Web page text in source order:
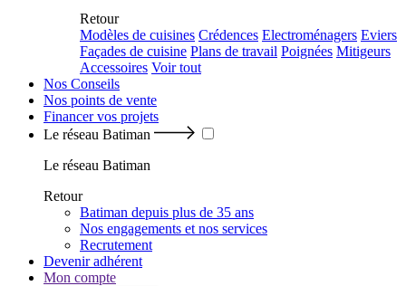
Retour
Modèles de cuisines Crédences Electroménagers Eviers
Façades de cuisine Plans de travail Poignées Mitigeurs
Accessoires Voir tout
Nos Conseils
Nos points de vente
Financer vos projets
Le réseau Batiman
Le réseau Batiman
Retour
Batiman depuis plus de 35 ans
Nos engagements et nos services
Recrutement
Devenir adhérent
Mon compte